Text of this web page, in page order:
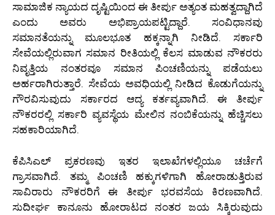
ಸಾಮಾಜಿಕ ನ್ಯಾಯದ ದೃಷ್ಟಿಯಿಂದ ಈ ತೀರ್ಪು ಅತ್ಯಂತ ಮಹತ್ವದ್ದಾಗಿದೆ
ಎಂದು ಅವರು ಅಭಿಪ್ರಾಯಪಟ್ಟಿದ್ದಾರೆ. ಸಂವಿಧಾನವು
ಸಮಾನತೆಯನ್ನು ಮೂಲಭೂತ ಹಕ್ಕನ್ನಾಗಿ ನೀಡಿದೆ. ಸರ್ಕಾರಿ
ಸೇವೆಯಲ್ಲಿರುವಾಗ ಸಮಾನ ರೀತಿಯಲ್ಲಿ ಕೆಲಸ ಮಾಡುವ ನೌಕರರು
ನಿವೃತ್ತಿಯ ನಂತರವೂ ಸಮಾನ ಪಿಂಚಣಿಯನ್ನು ಪಡೆಯಲು
ಅರ್ಹರಾಗಿರುತ್ತಾರೆ. ಸೇವೆಯ ಅವಧಿಯಲ್ಲಿ ನೀಡಿದ ಕೊಡುಗೆಯನ್ನು
ಗೌರವಿಸುವುದು ಸರ್ಕಾರದ ಆದ್ಯ ಕರ್ತವ್ಯವಾಗಿದೆ. ಈ ತೀರ್ಪು
ನೌಕರರಲ್ಲಿ ಸರ್ಕಾರಿ ವ್ಯವಸ್ಥೆಯ ಮೇಲಿನ ನಂಬಿಕೆಯನ್ನು ಹೆಚ್ಚಿಸಲು
ಸಹಕಾರಿಯಾಗಿದೆ.
ಕೆಪಿಸಿಎಲ್ ಪ್ರಕರಣವು ಇತರ ಇಲಾಖೆಗಳಲ್ಲಿಯೂ ಚರ್ಚೆಗೆ
ಗ್ರಾಸವಾಗಿದೆ. ತಮ್ಮ ಪಿಂಚಣಿ ಹಕ್ಕುಗಳಿಗಾಗಿ ಹೋರಾಡುತ್ತಿರುವ
ಸಾವಿರಾರು ನೌಕರರಿಗೆ ಈ ತೀರ್ಪು ಭರವಸೆಯ ಕಿರಣವಾಗಿದೆ.
ಸುದೀರ್ಘ ಕಾನೂನು ಹೋರಾಟದ ನಂತರ ಜಯ ಸಿಕ್ಕಿರುವುದು